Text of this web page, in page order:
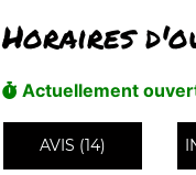
Horaires
Actuellement
AVIS (14)